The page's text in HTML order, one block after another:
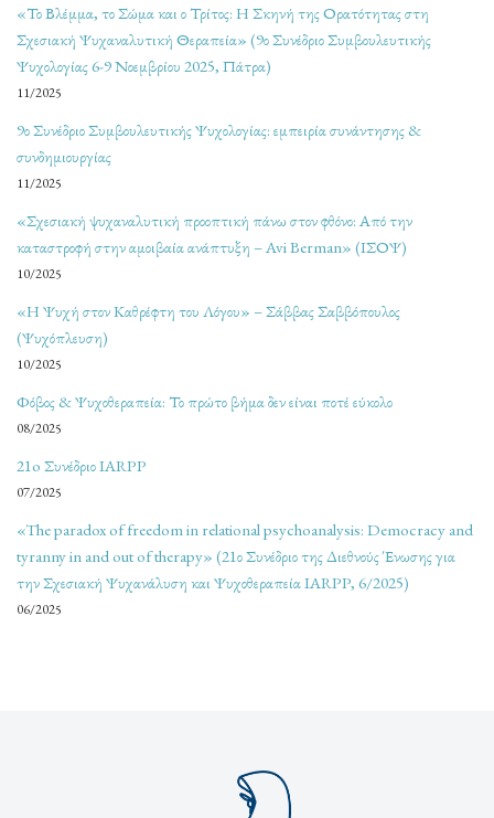
«Το Βλέμμα, το Σώμα και ο Τρίτος: Η Σκηνή της Ορατότητας στη
Σχεσιακή Ψυχαναλυτική Θεραπεία» (9ο Συνέδριο Συμβουλευτικής
Ψυχολογίας 6-9 Νοεμβρίου 2025, Πάτρα)
11/2025
9ο Συνέδριο Συμβουλευτικής Ψυχολογίας: εμπειρία συνάντησης &
συνδημιουργίας
11/2025
«Σχεσιακή ψυχαναλυτική προοπτική πάνω στον φθόνο: Από την
καταστροφή στην αμοιβαία ανάπτυξη – Avi Berman» (ΙΣΟΨ)
10/2025
«Η Ψυχή στον Καθρέφτη του Λόγου» – Σάββας Σαββόπουλος
(Ψυχόπλευση)
10/2025
Φόβος & Ψυχοθεραπεία: Το πρώτο βήμα δεν είναι ποτέ εύκολο
08/2025
21o Συνέδριο IARPP
07/2025
«The paradox of freedom in relational psychoanalysis: Democracy and
tyranny in and out of therapy» (21ο Συνέδριο της Διεθνούς Ένωσης για
την Σχεσιακή Ψυχανάλυση και Ψυχοθεραπεία IARPP, 6/2025)
06/2025